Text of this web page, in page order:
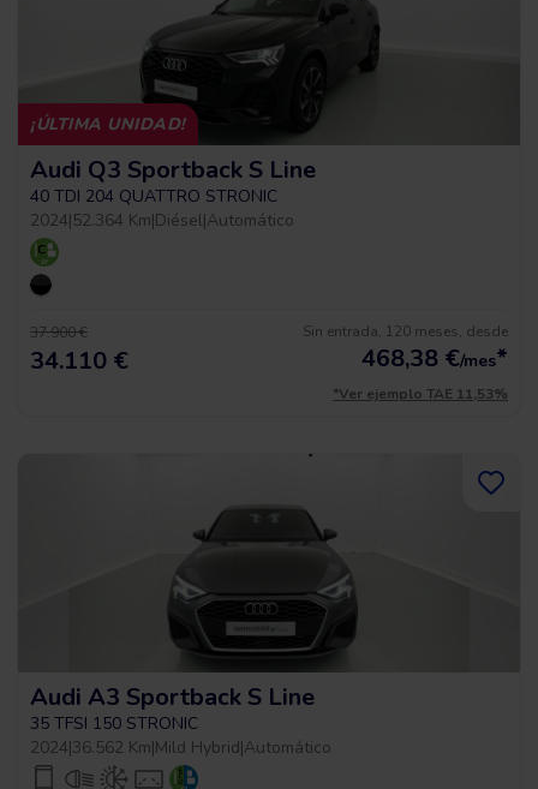
¡ÚLTIMA UNIDAD!
Audi Q3 Sportback S Line
40 TDI 204 QUATTRO STRONIC
2024|52.364 Km|Diésel|Automático
37.900 €
34.110 €
Sin entrada, 120 meses, desde
468,38 €/mes*
*Ver ejemplo TAE 11,53%
Audi A3 Sportback S Line
35 TFSI 150 STRONIC
2024|36.562 Km|Mild Hybrid|Automático